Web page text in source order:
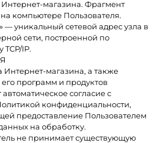
Интернет-магазина. Фрагмент
компьютере Пользователя.
— уникальный сетевой адрес узла в
сети, построенной по
TCP/IP.
Интернет-магазина, а также
программ и продуктов
согласие с
конфиденциальности,
предоставление Пользователем
на обработку.
не принимает существующую